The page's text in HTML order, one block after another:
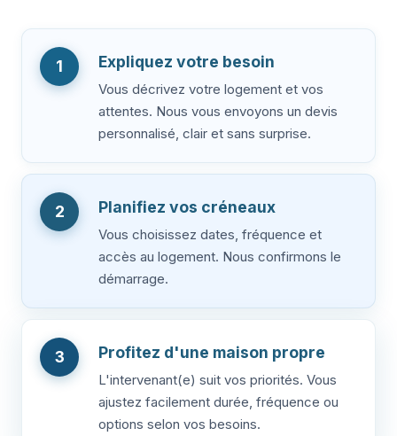
1 Expliquez votre besoin
Vous décrivez votre logement et vos
attentes. Nous vous envoyons un devis
personnalisé, clair et sans surprise.
2 Planifiez vos créneaux
Vous choisissez dates, fréquence et
accès au logement. Nous confirmons le
démarrage.
3 Profitez d'une maison propre
L'intervenant(e) suit vos priorités. Vous
ajustez facilement durée, fréquence ou
options selon vos besoins.